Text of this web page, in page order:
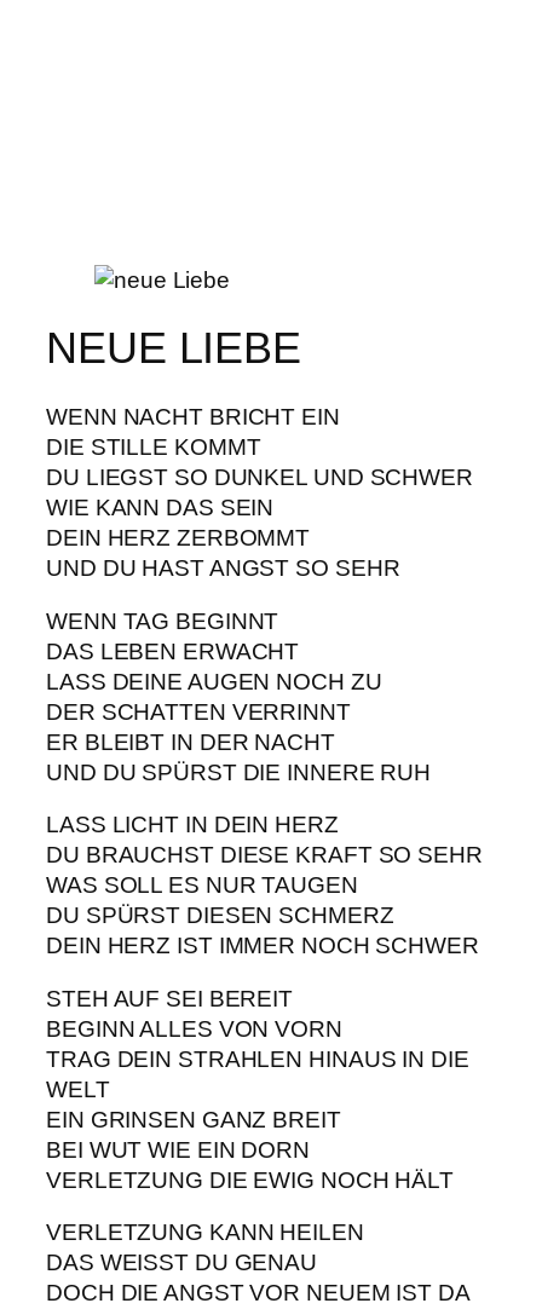
NEUE LIEBE
WENN NACHT BRICHT EIN
DIE STILLE KOMMT
DU LIEGST SO DUNKEL UND SCHWER
WIE KANN DAS SEIN
DEIN HERZ ZERBOMMT
UND DU HAST ANGST SO SEHR
WENN TAG BEGINNT
DAS LEBEN ERWACHT
LASS DEINE AUGEN NOCH ZU
DER SCHATTEN VERRINNT
ER BLEIBT IN DER NACHT
UND DU SPÜRST DIE INNERE RUH
LASS LICHT IN DEIN HERZ
DU BRAUCHST DIESE KRAFT SO SEHR
WAS SOLL ES NUR TAUGEN
DU SPÜRST DIESEN SCHMERZ
DEIN HERZ IST IMMER NOCH SCHWER
STEH AUF SEI BEREIT
BEGINN ALLES VON VORN
TRAG DEIN STRAHLEN HINAUS IN DIE
WELT
EIN GRINSEN GANZ BREIT
BEI WUT WIE EIN DORN
VERLETZUNG DIE EWIG NOCH HÄLT
VERLETZUNG KANN HEILEN
DAS WEISST DU GENAU
DOCH DIE ANGST VOR NEUEM IST DA